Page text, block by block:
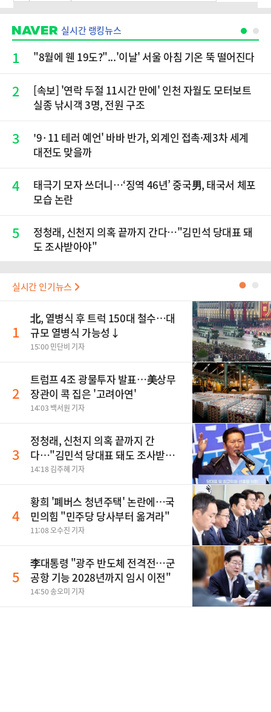
실시간 랭킹뉴스
1 "8월에 웬 19도?"...'이날' 서울 아침 기온 뚝 떨어진다
2
[속보] '연락 두절 11시간 만에' 인천 자월도 모터보트
실종 낚시객 3명, 전원 구조
3
'9·11 테러 예언' 바바 반가, 외계인 접촉·제3차 세계
대전도 맞을까
4
태극기 모자 쓰더니…‘징역 46년’ 중국男, 태국서 체포
모습 논란
5
정청래, 신천지 의혹 끝까지 간다…"김민석 당대표 돼
도 조사받아야"
실시간 인기뉴스 ●
1
北, 열병식 후 트럭 150대 철수…대
규모 열병식 가능성↓
15:00 민단비 기자
2
트럼프 4조 광물투자 발표…美상무
장관이 콕 집은 '고려아연'
14:03 백서원 기자
3
정청래, 신천지 의혹 끝까지 간
다…"김민석 당대표 돼도 조사받아
야"
14:18 김주혜 기자
4
황희 '폐버스 청년주택' 논란에…국
민의힘 "민주당 당사부터 옮겨라"
11:08 오수진 기자
5
李대통령 "광주 반도체 전격전…군
공항 기능 2028년까지 임시 이전"
14:50 송오미 기자